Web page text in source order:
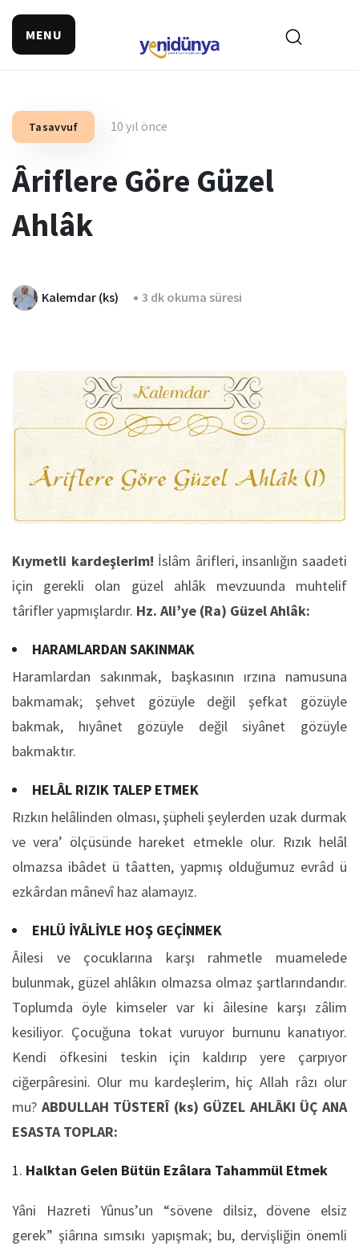
MENU
Tasavvuf 10 yıl önce
Âriflere Göre Güzel
Ahlâk
Kalemdar (ks) 3 dk okuma süresi
Kıymetli kardeşlerim! İslâm ârifleri, insanlığın saadeti
için gerekli olan güzel ahlâk mevzuunda muhtelif
târifler yapmışlardır. Hz. Ali’ye (Ra) Güzel Ahlâk:
HARAMLARDAN SAKINMAK
Haramlardan sakınmak, başkasının ırzına namusuna
bakmamak; şehvet gözüyle değil şefkat gözüyle
bakmak, hıyânet gözüyle değil siyânet gözüyle
bakmaktır.
HELÂL RIZIK TALEP ETMEK
Rızkın helâlinden olması, şüpheli şeylerden uzak durmak
ve vera’ ölçüsünde hareket etmekle olur. Rızık helâl
olmazsa ibâdet ü tâatten, yapmış olduğumuz evrâd ü
ezkârdan mânevî haz alamayız.
EHLÜ İYÂLİYLE HOŞ GEÇİNMEK
Âilesi ve çocuklarına karşı rahmetle muamelede
bulunmak, güzel ahlâkın olmazsa olmaz şartlarındandır.
Toplumda öyle kimseler var ki âilesine karşı zâlim
kesiliyor. Çocuğuna tokat vuruyor burnunu kanatıyor.
Kendi öfkesini teskin için kaldırıp yere çarpıyor
ciğerpâresini. Olur mu kardeşlerim, hiç Allah râzı olur
mu? ABDULLAH TÜSTERÎ (ks) GÜZEL AHLÂKI ÜÇ ANA
ESASTA TOPLAR:
Halktan Gelen Bütün Ezâlara Tahammül Etmek
Yâni Hazreti Yûnus’un “sövene dilsiz, dövene elsiz
gerek” şiârına sımsıkı yapışmak; bu, dervişliğin önemli